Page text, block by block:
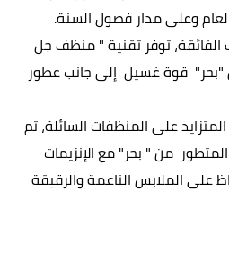
وعلى مدار فصول السنة.
الفائقة، توفر تقنية " منظف جل
قوة غسيل إلى جانب عطور
على المنظفات السائلة، تم
من " بحر"مع الإنزيمات
على الملابس الناعمة والرقيقة